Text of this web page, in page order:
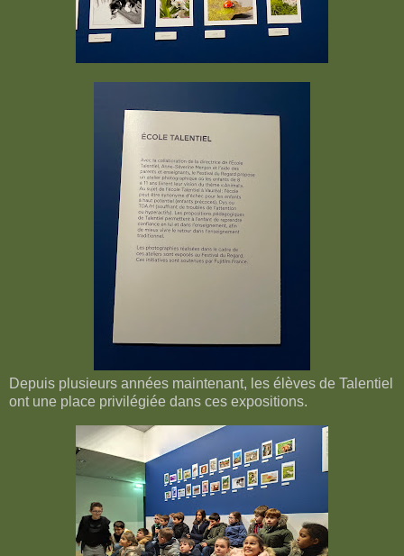
Depuis plusieurs années maintenant, les élèves de Talentiel
ont une place privilégiée dans ces expositions.